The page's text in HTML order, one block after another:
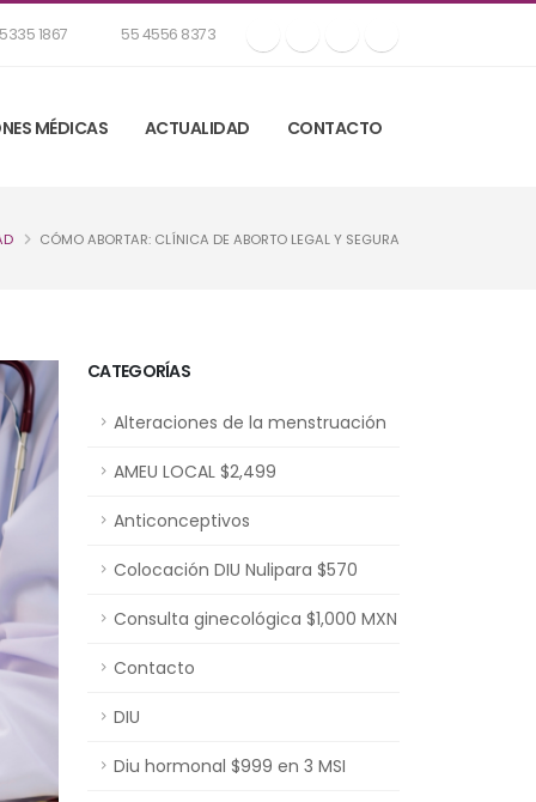
1867 55 4556 8373
MÉDICAS ACTUALIDAD CONTACTO
CÓMO ABORTAR: CLÍNICA DE ABORTO LEGAL Y SEGURA
CATEGORÍAS
Alteraciones de la menstruación
AMEU LOCAL $2,499
Anticonceptivos
Colocación DIU Nulipara $570
Consulta ginecológica $1,000 MXN
Contacto
DIU
Diu hormonal $999 en 3 MSI